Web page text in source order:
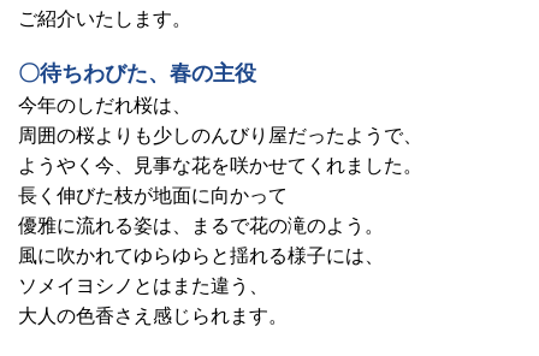
ご紹介いたします。
〇待ちわびた、春の主役
今年のしだれ桜は、
周囲の桜よりも少しのんびり屋だったようで、
ようやく今、見事な花を咲かせてくれました。
長く伸びた枝が地面に向かって
優雅に流れる姿は、まるで花の滝のよう。
風に吹かれてゆらゆらと揺れる様子には、
ソメイヨシノとはまた違う、
大人の色香さえ感じられます。